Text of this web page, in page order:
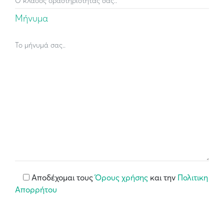
Μήνυμα
Αποδέχομαι τουςΌρους χρήσης και την Πολιτικη
Απορρήτου